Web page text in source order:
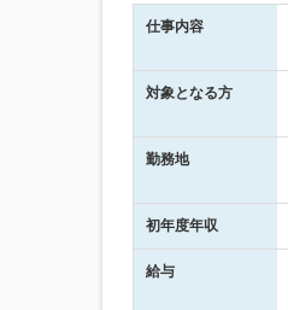
仕事内容
対象となる方
勤務地
初年度年収
給与